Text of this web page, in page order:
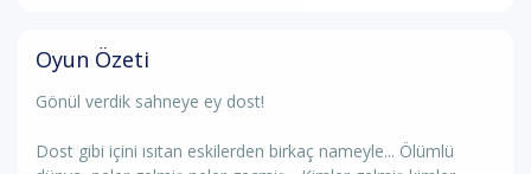
Oyun Özeti
Gönül verdik sahneye ey dost!
Dost gibi içini ısıtan eskilerden birkaç nameyle... Ölümlü